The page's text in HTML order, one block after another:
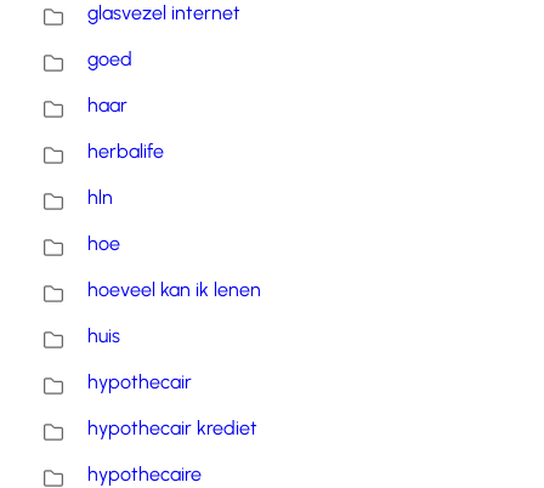
glasvezel internet
goed
haar
herbalife
hln
hoe
hoeveel kan ik lenen
huis
hypothecair
hypothecair krediet
hypothecaire